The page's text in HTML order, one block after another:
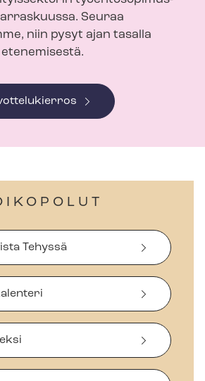
Seuraa
niin pysyt ajan tasalla
Tehyssä